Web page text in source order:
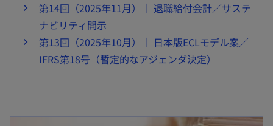
第14回（2025年11月）｜ 退職給付会計／サステ
ナビリティ開示
第13回（2025年10月）｜ 日本版ECLモデル案／
IFRS第18号（暫定的なアジェンダ決定）
新しいタブで開く